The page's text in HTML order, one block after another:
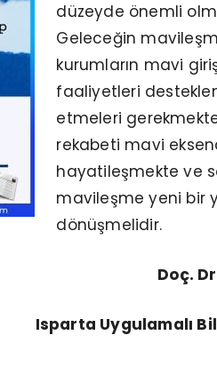
düzeyde önemli
Geleceğin
kurumların mavi
faaliyetleri
etmeleri
rekabeti mavi
hayatileşmekte ve
mavileşme yeni bir
dönüşmelidir.
Doç.
Isparta Uygulamalı